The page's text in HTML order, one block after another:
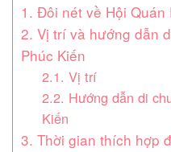
1. Đôi nét về Hội Quán
2. Vị trí và hướng dẫn
Phúc Kiến
2.1. Vị trí
2.2. Hướng dẫn di
Kiến
3. Thời gian thích hợp